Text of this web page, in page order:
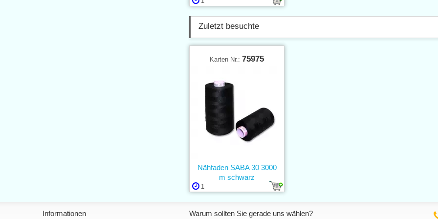
Zuletzt besuchte
Karten Nr.: 75975
1
Nähfaden SABA 30 3000
m schwarz
Informationen Warum sollten Sie gerade uns wählen?